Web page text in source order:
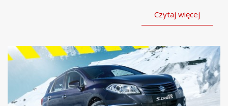
Czytaj więcej